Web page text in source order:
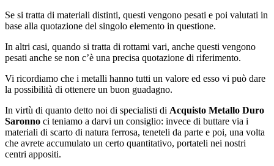
Se si tratta di materiali distinti, questi vengono pesati e poi valutati in
base alla quotazione del singolo elemento in questione.
In altri casi, quando si tratta di rottami vari, anche questi vengono
pesati anche se non c’è una precisa quotazione di riferimento.
Vi ricordiamo che i metalli hanno tutti un valore ed esso vi può dare
la possibilità di ottenere un buon guadagno.
In virtù di quanto detto noi di specialisti di Acquisto Metallo Duro
Saronno ci teniamo a darvi un consiglio: invece di buttare via i
materiali di scarto di natura ferrosa, teneteli da parte e poi, una volta
che avrete accumulato un certo quantitativo, portateli nei nostri
centri appositi.